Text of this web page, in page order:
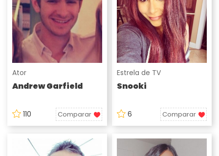
Ator
Andrew Garfield
110 Comparar
Estrela de TV
Snooki
6 Comparar